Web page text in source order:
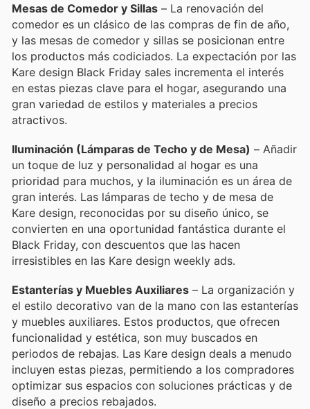
Mesas de Comedor y Sillas – La renovación del
comedor es un clásico de las compras de fin de año,
y las mesas de comedor y sillas se posicionan entre
los productos más codiciados. La expectación por las
Kare design Black Friday sales incrementa el interés
en estas piezas clave para el hogar, asegurando una
gran variedad de estilos y materiales a precios
atractivos.
Iluminación (Lámparas de Techo y de Mesa) – Añadir
un toque de luz y personalidad al hogar es una
prioridad para muchos, y la iluminación es un área de
gran interés. Las lámparas de techo y de mesa de
Kare design, reconocidas por su diseño único, se
convierten en una oportunidad fantástica durante el
Black Friday, con descuentos que las hacen
irresistibles en las Kare design weekly ads.
Estanterías y Muebles Auxiliares – La organización y
el estilo decorativo van de la mano con las estanterías
y muebles auxiliares. Estos productos, que ofrecen
funcionalidad y estética, son muy buscados en
periodos de rebajas. Las Kare design deals a menudo
incluyen estas piezas, permitiendo a los compradores
optimizar sus espacios con soluciones prácticas y de
diseño a precios rebajados.